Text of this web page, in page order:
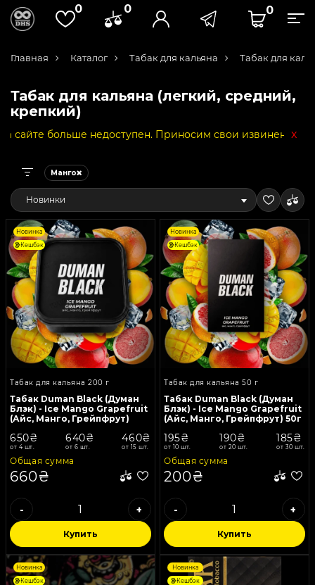
0 0 0
Главная Каталог Табак для кальяна Табак для
Табак для кальяна (легкий, средний,
крепкий)
недоступен. Приносим свои извинения за x
Манго
Новинки
Новинка
Кешбэк
Табак для кальяна 200 г
Табак Duman Black (Думан
Блэк) - Ice Mango Grapefruit
(Айс, Манго, Грейпфрут)
650₴
от 4 шт.
640₴
от 6 шт.
460₴
от 15 шт.
Общая сумма
660₴
- +
Купить
Новинка
Кешбэк
Табак для кальяна 50 г
Табак Duman Black (Думан
Блэк) - Ice Mango Grapefruit
(Айс, Манго, Грейпфрут) 50г
195₴
от 10 шт.
190₴
от 20 шт.
185₴
от 30 шт.
Общая сумма
200₴
- +
Купить
Новинка
Кешбэк
Новинка
Кешбэк